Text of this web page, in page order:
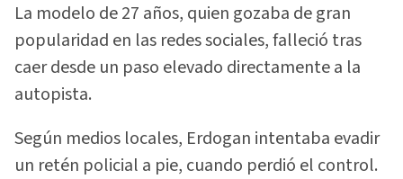
La modelo de 27 años, quien gozaba de gran
popularidad en las redes sociales, falleció tras
caer desde un paso elevado directamente a la
autopista.
Según medios locales, Erdogan intentaba evadir
un retén policial a pie, cuando perdió el control.